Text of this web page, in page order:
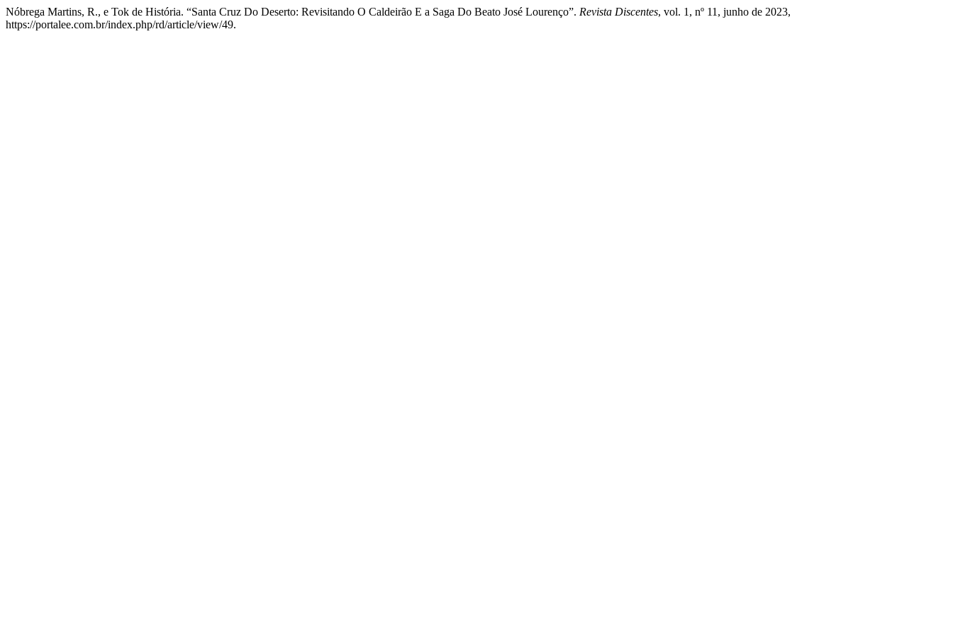
Nóbrega Martins, R., e Tok de História. “Santa Cruz Do Deserto: Revisitando O Caldeirão E a Saga Do Beato José Lourenço”. Revista Discentes, vol. 1, nº 11, junho de 2023,
https://portalee.com.br/index.php/rd/article/view/49.